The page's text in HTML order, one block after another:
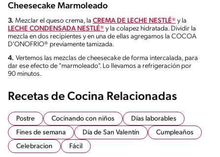
Cheesecake Marmoleado
3. Mezclar el queso crema, la CREMA DE LECHE NESTLÉ® y la
LECHE CONDENSADA NESTLÉ® y la colapez hidratada. Dividir la
mezcla en dos recipientes y en una de ellas agregamos la COCOA
D'ONOFRIO® previamente tamizada.
4. Vertemos las mezclas de cheesecake de forma intercalada, para
dar ese efecto de "marmoleado". Lo llevamos a refrigeración por
90 minutos.
Recetas de Cocina Relacionadas
Postre Cocinando con niños
Días laborables
Fines de semana
Día de San Valentín
Cumpleaños
Celebracion
Fácil